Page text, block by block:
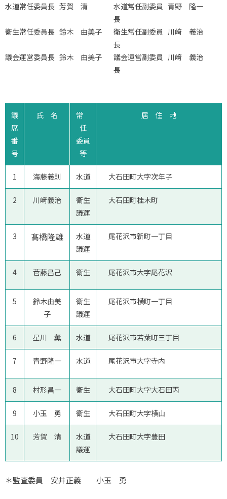
水道常任委員長 芳賀 清
水道常任副委員
長
青野 隆一
衛生常任委員長 鈴木 由美子
衛生常任副委員
長
川﨑 義治
議会運営委員長 鈴木 由美子
議会運営副委員
長
川﨑 義治
議
席
番
号
氏 名
常
任
委員
等
居 住 地
1 海藤義則 水道 大石田町大字次年子
2 川﨑義治
衛生
議運
大石田町桂木町
3 髙橋隆雄
水道
議運
尾花沢市新町一丁目
4 菅藤昌己 衛生 尾花沢市大字尾花沢
5
鈴木由美
子
衛生
議運
尾花沢市横町一丁目
6 星川 薫 水道 尾花沢市若葉町三丁目
7 青野隆一 水道 尾花沢市大字寺内
8 村形昌一 衛生 大石田町大字大石田丙
9 小玉 勇 衛生 大石田町大字横山
10 芳賀 清
水道
議運
大石田町大字豊田
＊監査委員 安井正義 小玉 勇